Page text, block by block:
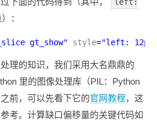
：
gt_show" style="left: 12px;
理的知识，我们采用大名鼎鼎的
里的图像处理库（PIL：Python
前，可以先看下它的官网教程，这
考。计算缺口偏移量的关键代码如